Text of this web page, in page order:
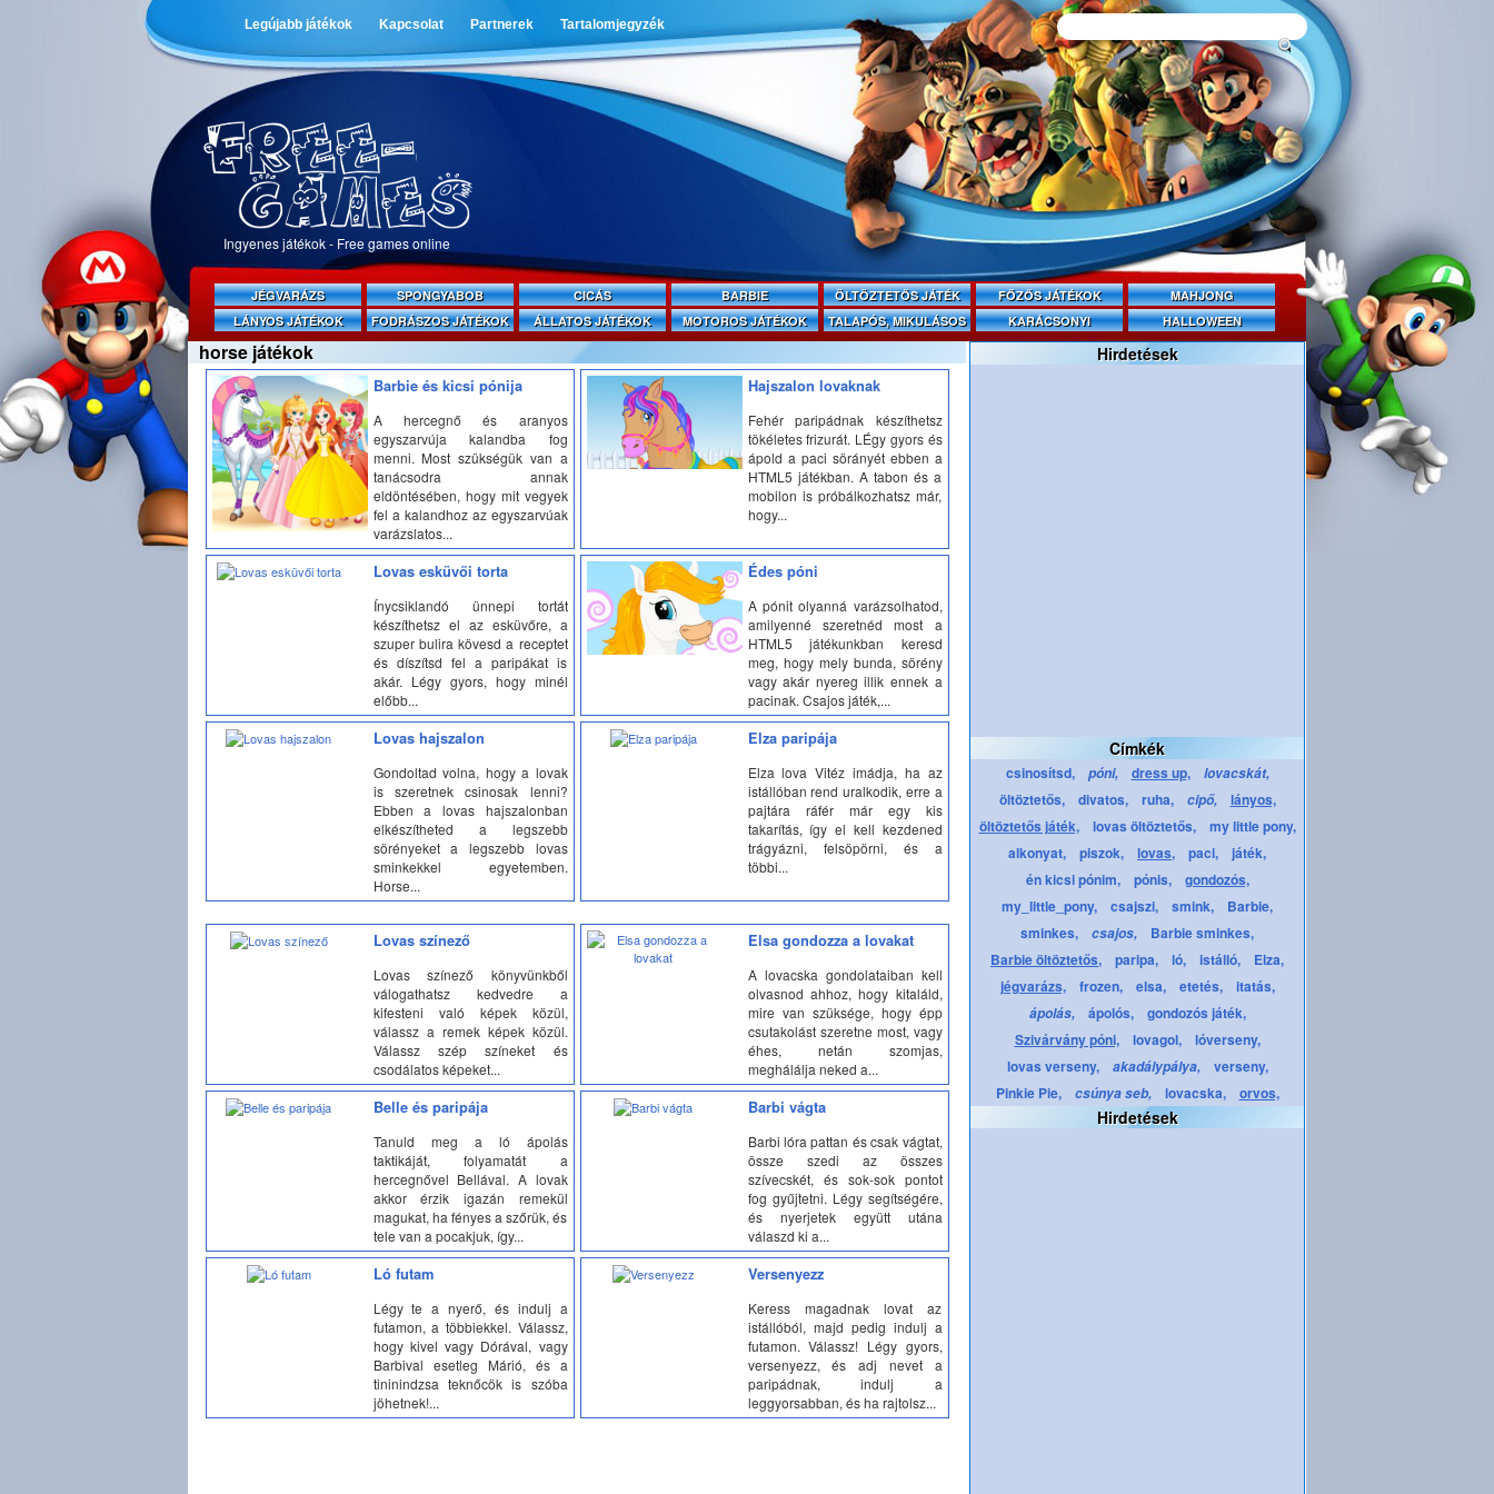
Legújabb játékok Kapcsolat Partnerek Tartalomjegyzék
Ingyenes játékok - Free games online
JÉGVARÁZS SPONGYABOB CICÁS BARBIE ÖLTÖZTETŐS JÁTÉK FŐZŐS JÁTÉKOK
MAHJONG
LÁNYOS JÁTÉKOK
FODRÁSZOS JÁTÉKOK ÁLLATOS JÁTÉKOK MOTOROS JÁTÉKOK TALAPÓS, MIKULÁSOS KARÁCSONYI HALLOWEEN
horse játékok
Barbie és kicsi pónija
A hercegnő és aranyos
egyszarvúja kalandba fog
menni. Most szükségük van a
tanácsodra annak
eldöntésében, hogy mit vegyek
fel a kalandhoz az egyszarvúak
varázslatos...
Hajszalon lovaknak
Fehér paripádnak készíthetsz
tökéletes frizurát. LÉgy gyors és
ápold a paci sörányét ebben a
HTML5 játékban. A tabon és a
mobilon is próbálkozhatsz már,
hogy...
Lovas esküvői torta
Ínycsiklandó ünnepi tortát
készíthetsz el az esküvőre, a
szuper bulira kövesd a receptet
és díszítsd fel a paripákat is
akár. Légy gyors, hogy minél
előbb...
Édes póni
A pónit olyanná varázsolhatod,
amilyenné szeretnéd most a
HTML5 játékunkban keresd
meg, hogy mely bunda, sörény
vagy akár nyereg illik ennek a
pacinak. Csajos játék,...
Lovas hajszalon
Gondoltad volna, hogy a lovak
is szeretnek csinosak lenni?
Ebben a lovas hajszalonban
elkészítheted a legszebb
sörényeket a legszebb lovas
sminkekkel egyetemben.
Horse...
Elza paripája
Elza lova Vitéz imádja, ha az
istállóban rend uralkodik, erre a
pajtára ráfér már egy kis
takarítás, így el kell kezdened
trágyázni, felsöpörni, és a
többi...
Lovas színező
Lovas színező könyvünkből
válogathatsz kedvedre a
kifesteni való képek közül,
válassz a remek képek közül.
Válassz szép színeket és
csodálatos képeket...
Elsa gondozza a lovakat
A lovacska gondolataiban kell
olvasnod ahhoz, hogy kitaláld,
mire van szüksége, hogy épp
csutakolást szeretne most, vagy
éhes, netán szomjas,
meghálálja neked a...
Belle és paripája
Tanuld meg a ló ápolás
taktikáját, folyamatát a
hercegnővel Bellával. A lovak
akkor érzik igazán remekül
magukat, ha fényes a szőrük, és
tele van a pocakjuk, így...
Barbi vágta
Barbi lóra pattan és csak vágtat,
össze szedi az összes
szívecskét, és sok-sok pontot
fog gyűjtetni. Légy segítségére,
és nyerjetek együtt utána
válaszd ki a...
Ló futam
Légy te a nyerő, és indulj a
futamon, a többiekkel. Válassz,
hogy kivel vagy Dórával, vagy
Barbival esetleg Márió, és a
tininindzsa teknőcök is szóba
jöhetnek!...
Versenyezz
Keress magadnak lovat az
istállóból, majd pedig indulj a
futamon. Válassz! Légy gyors,
versenyezz, és adj nevet a
paripádnak, indulj a
leggyorsabban, és ha rajtolsz...
Hirdetések
Címkék
csinosítsd, póni, dress up, lovacskát,
öltöztetős, divatos, ruha, cipő,
lányos,
öltöztetős játék,
lovas öltöztetős,
my little pony,
alkonyat,
piszok, lovas, paci,
játék,
én kicsi pónim,
pónis,
gondozós,
my_little_pony,
csajszi, smink,
Barbie,
sminkes,
csajos,
Barbie sminkes,
Barbie öltöztetős,
paripa, ló, istálló,
Elza,
jégvarázs,
frozen, elsa, etetés, itatás,
ápolás, ápolós,
gondozós játék,
Szivárvány póni,
lovagol,
lóverseny,
lovas verseny,
akadálypálya,
verseny,
Pinkie Pie,
csúnya seb, lovacska, orvos,
Hirdetések